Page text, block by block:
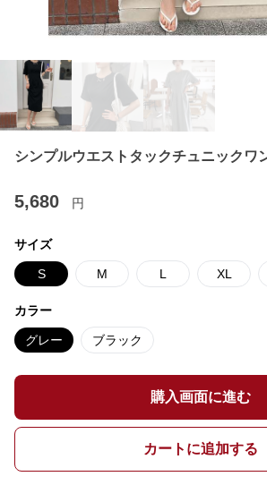
シンプルウエストタックチュニックワ
5,680 円
サイズ
S M L XL
カラー
グレー ブラック
購入画面に進む
カートに追加する